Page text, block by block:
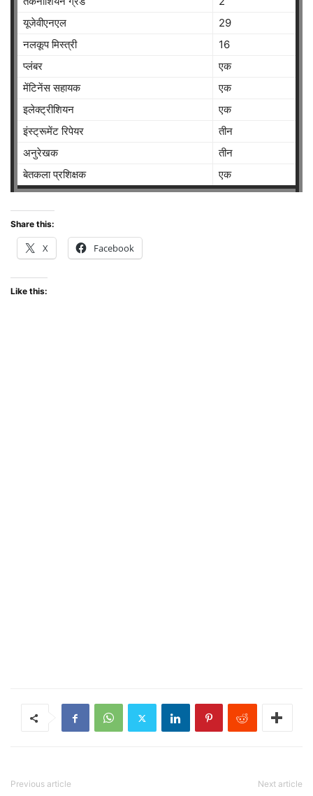
यूजेवीएनएल
29
नलकूप मिस्त्री
16
प्लंबर
एक
मेंटिनेंस सहायक
एक
इलेक्ट्रीशियन
एक
इंस्ट्रूमेंट रिपेयर
तीन
अनुरेखक
तीन
बेतकला प्रशिक्षक
एक
Share this:
X Facebook
Like this:
Previous article Next article